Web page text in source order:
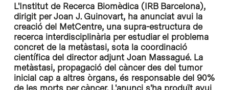
L'Institut de Recerca Biomèdica (IRB Barcelona),
dirigit per Joan J. Guinovart, ha anunciat avui la
creació del MetCentre, una supra-estructura de
recerca interdisciplinària per estudiar el problema
concret de la metàstasi, sota la coordinació
científica del director adjunt Joan Massagué. La
metàstasi, propagació del càncer des del tumor
inicial cap a altres òrgans, és responsable del 90%
de les morts per càncer. L'anunci s'ha produït avui